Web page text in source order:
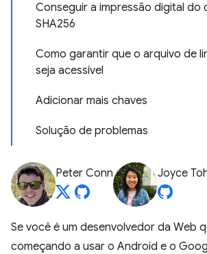
Conseguir a impressão digital do
SHA256
Como garantir que o arquivo de
seja acessível
Adicionar mais chaves
Solução de problemas
Peter Conn Joyce
Se você é um desenvolvedor da Web
começando a usar o Android e o